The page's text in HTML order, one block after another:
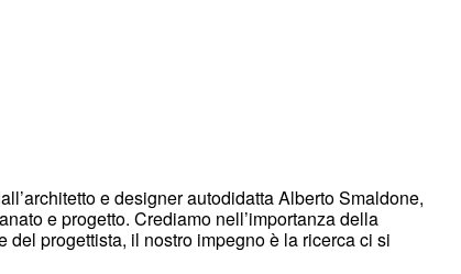
e designer autodidatta Alberto Smaldone,
e progetto. Crediamo nell’importanza della
progettista, il nostro impegno è la ricerca ci si